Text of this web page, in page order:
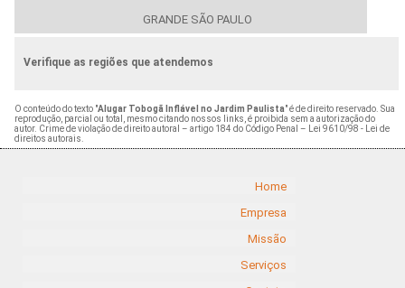
GRANDE SÃO PAULO
Verifique as regiões que atendemos
O conteúdo do texto "Alugar Tobogã Inflável no Jardim Paulista" é de direito reservado. Sua
reprodução, parcial ou total, mesmo citando nossos links, é proibida sem a autorização do
autor. Crime de violação de direito autoral – artigo 184 do Código Penal – Lei 9610/98 - Lei de
direitos autorais.
Home
Empresa
Missão
Serviços